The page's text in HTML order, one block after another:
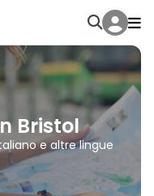
Bristol
e altre lingue